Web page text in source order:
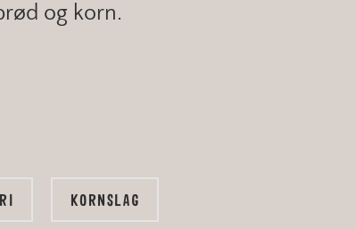
og korn.
KORNSLAG